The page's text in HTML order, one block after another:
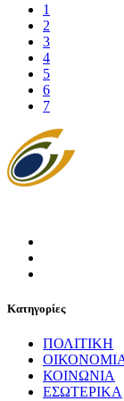
1
2
3
4
5
6
7
Κατηγορίες
ΠΟΛΙΤΙΚΗ
ΚΟΙΝΩΝΙΑ
ΕΣΩΤΕΡΙΚΑ